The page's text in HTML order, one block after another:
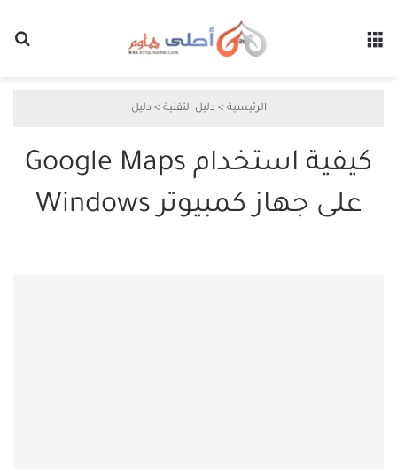
الرئيسية > دليل التقنية > دليل
كيفية استخدام Google Maps
على جهاز كمبيوتر Windows